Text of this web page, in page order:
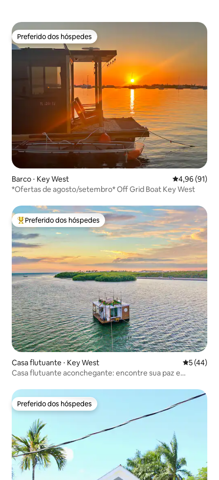
Preferido dos hóspedes
Preferido dos hóspedes
Barco ⋅ Key West 4,96 de uma
4,96 (91)
*Ofertas de agosto/setembro* Off Grid Boat Key West
Entre os melhores preferidos dos hóspedes
Preferido dos hóspedes
Casa flutuante ⋅ Key West 5 de uma
5 (44)
Casa flutuante aconchegante: encontre sua paz e
Preferido dos hóspedes
Preferido dos hóspedes